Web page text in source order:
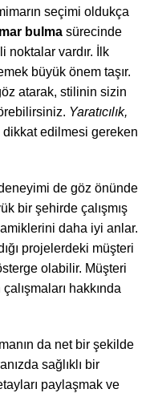
seçimi oldukça
bulma sürecinde
noktalar vardır. İlk
büyük önem taşır.
atarak, stilinin sizin
Yaratıcılık,
edilmesi gereken
de göz önünde
bir şehirde çalışmış
daha iyi anlar.
projelerdeki müşteri
olabilir. Müşteri
hakkında
da net bir şekilde
sağlıklı bir
paylaşmak ve